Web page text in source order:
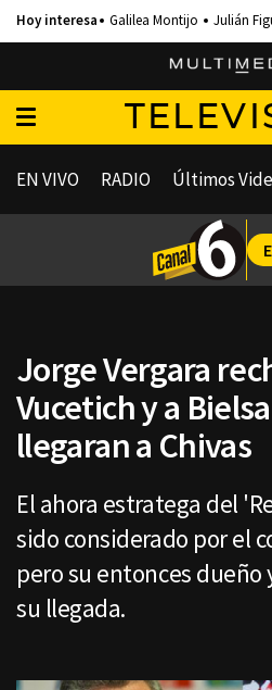
Galilea Montijo Julián
EN VIVO RADIO Últimos
Jorge Vergara
Vucetich y a
llegaran a Chivas
El ahora estratega del
sido considerado por el
pero su entonces
su llegada.